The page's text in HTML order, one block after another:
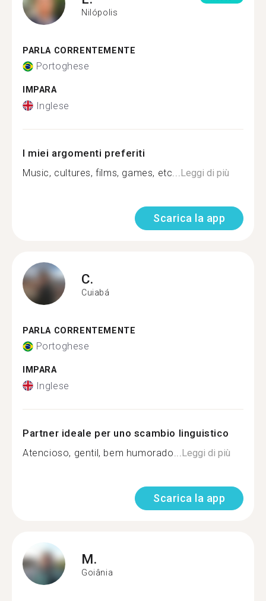
Nilópolis
PARLA CORRENTEMENTE
Portoghese
IMPARA
Inglese
I miei argomenti preferiti
Music, cultures, films, games, etc... Leggi di più
Scarica la app
C.
Cuiabá
PARLA CORRENTEMENTE
Portoghese
IMPARA
Inglese
Partner ideale per uno scambio linguistico
Atencioso, gentil, bem humorado... Leggi di più
Scarica la app
M.
Goiânia